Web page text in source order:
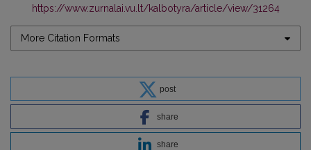
https://www.zurnalai.vu.lt/kalbotyra/article/view/31264
More Citation Formats
post
share
share